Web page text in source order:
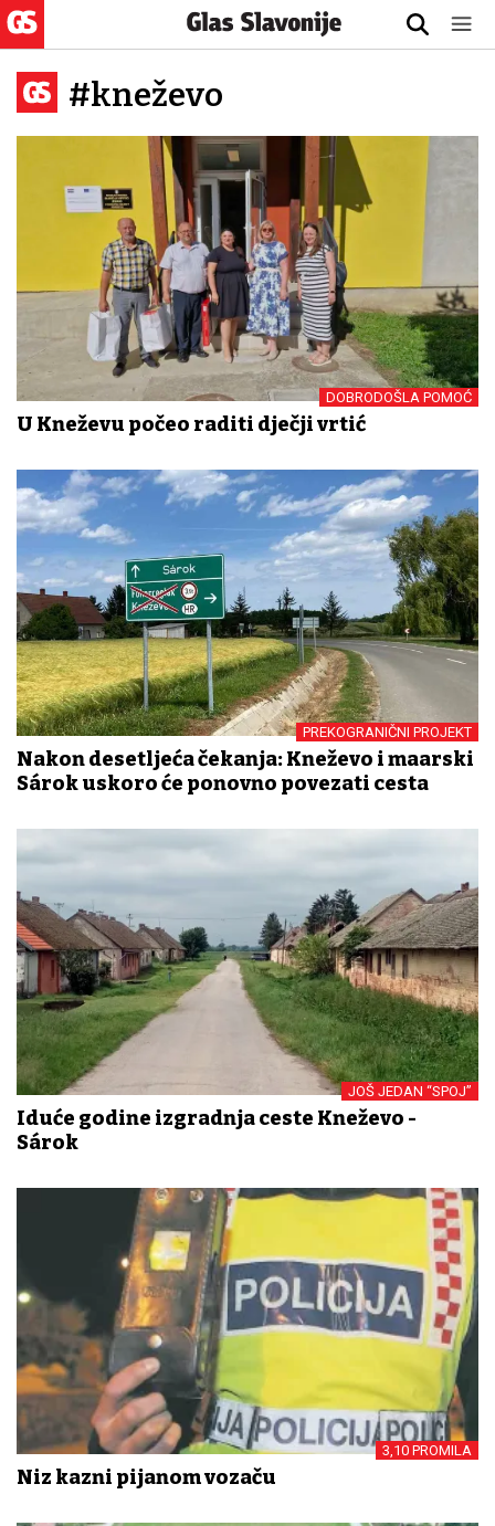
#kneževo
DOBRODOŠLA POMOĆ
U Kneževu počeo raditi dječji vrtić
PREKOGRANIČNI PROJEKT
Nakon desetljeća čekanja: Kneževo i mađarski
Sárok uskoro će ponovno povezati cesta
JOŠ JEDAN “SPOJ”
Iduće godine izgradnja ceste Kneževo -
Sárok
3,10 PROMILA
Niz kazni pijanom vozaču